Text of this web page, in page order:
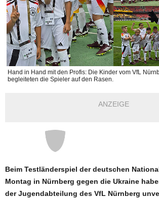
Hand in Hand mit den Profis: Die Kinder vom VfL
begleiteten die Spieler auf den Rasen.
ANZEIGE
Beim Testländerspiel der deutschen
Montag in Nürnberg gegen die Ukraine
der Jugendabteilung des VfL Nürnberg